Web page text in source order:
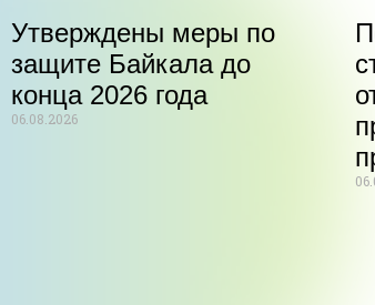
Утверждены меры по
защите Байкала до
конца 2026 года
06.08.2026